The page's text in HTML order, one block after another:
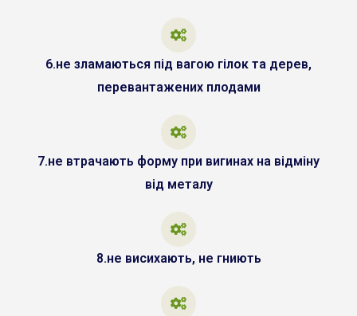
6.не зламаються під вагою гілок та дерев,
перевантажених плодами
7.не втрачають форму при вигинах на відміну
від металу
8.не висихають, не гниють